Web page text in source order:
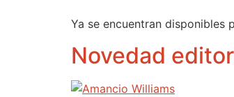
Ya se encuentran disponibles
Novedad